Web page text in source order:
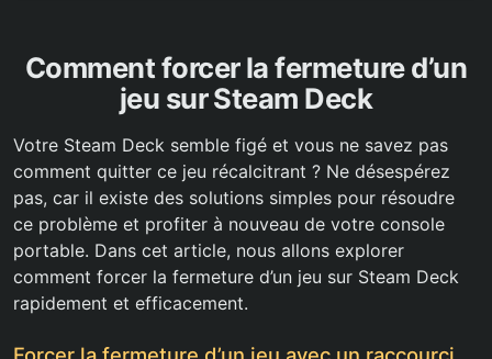
Comment forcer la fermeture d’un
jeu sur Steam Deck
Votre Steam Deck semble figé et vous ne savez pas
comment quitter ce jeu récalcitrant ? Ne désespérez
pas, car il existe des solutions simples pour résoudre
ce problème et profiter à nouveau de votre console
portable. Dans cet article, nous allons explorer
comment forcer la fermeture d’un jeu sur Steam Deck
rapidement et efficacement.